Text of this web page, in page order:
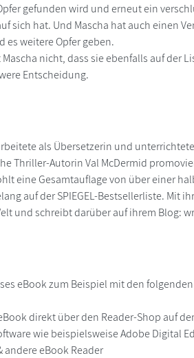
gefunden wird und erneut ein
sich hat. Und Mascha hat auch einen
es weitere Opfer geben.
nicht, dass sie ebenfalls auf der
Entscheidung.
als Übersetzerin und
Thriller-Autorin Val McDermid
eine Gesamtauflage von über einer
auf der SPIEGEL-Bestsellerliste. Mit
und schreibt darüber auf ihrem Blog:
eBook zum Beispiel mit den
direkt über den Reader-Shop auf
wie beispielsweise Adobe Digital
andere eBook Reader